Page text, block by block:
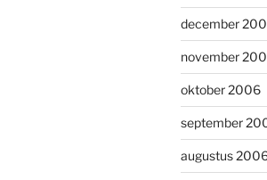
december
november
oktober 2006
september
augustus